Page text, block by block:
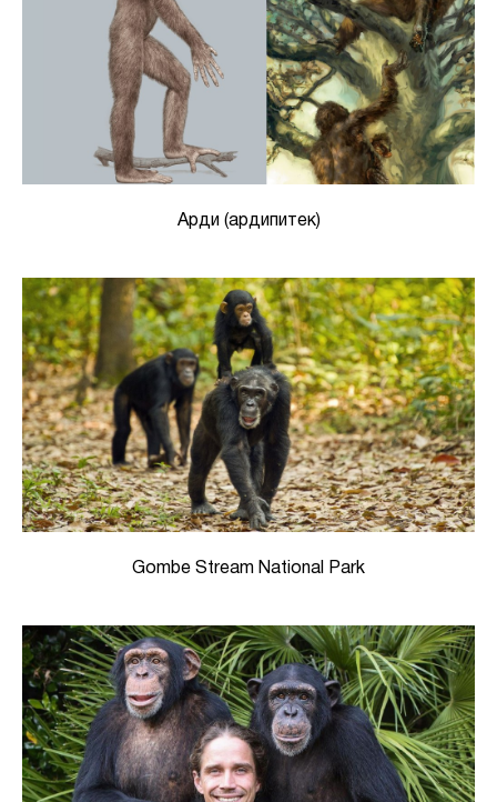
Арди (ардипитек)
Gombe Stream National Park